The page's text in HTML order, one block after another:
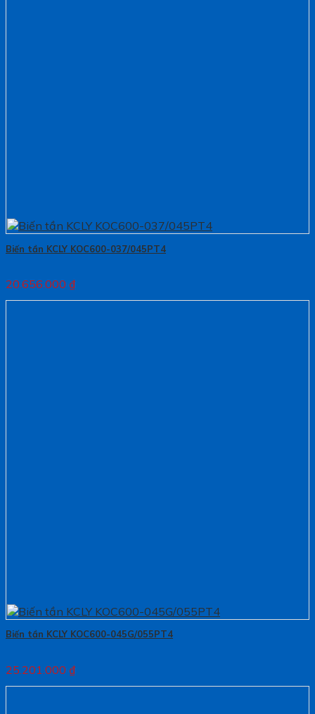
Biến tần KCLY KOC600-037/045PT4
20.656.000 ₫
Biến tần KCLY KOC600-045G/055PT4
25.201.000 ₫